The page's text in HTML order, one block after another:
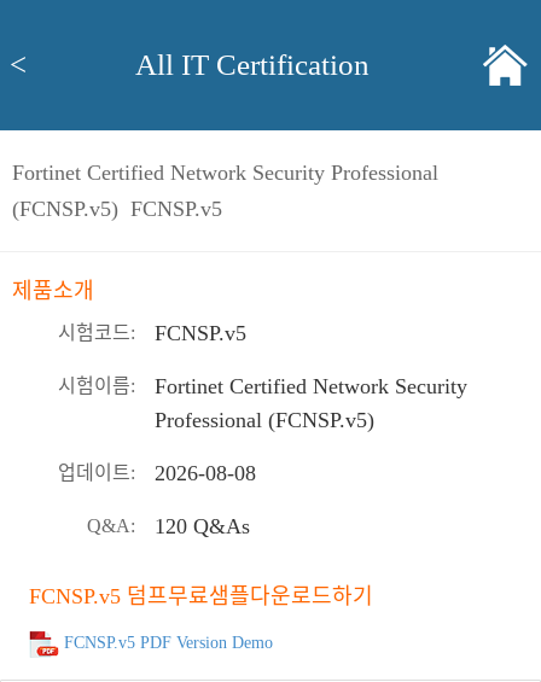
< All IT Certification
Fortinet Certified Network Security Professional
(FCNSP.v5) FCNSP.v5
제품소개
시험코드: FCNSP.v5
시험이름:
Fortinet Certified Network Security
Professional (FCNSP.v5)
업데이트: 2026-08-08
Q&A: 120 Q&As
FCNSP.v5 덤프무료샘플다운로드하기
FCNSP.v5 PDF Version Demo